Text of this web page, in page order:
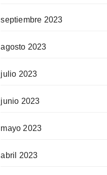
septiembre 2023
agosto 2023
julio 2023
junio 2023
mayo 2023
abril 2023